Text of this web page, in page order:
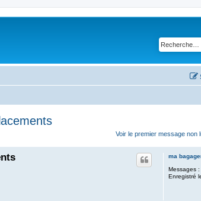
Voir le premier message non
ma
Messages :
Enregistré